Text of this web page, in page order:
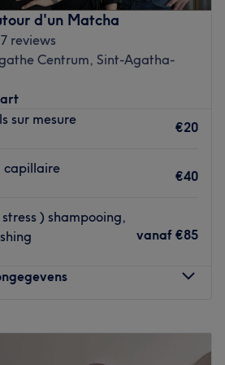
tout en répondant à vos
et mettre en valeur votre
proche
minute à pied de l'arrêt de bus
accueille chaleureusement dans ce
offre une ambiance conviviale et
utilisés : Redken.
d'un Matcha
reviews
Centrum, Sint-Agatha-
sur mesure
€20
capillaire
€40
) shampooing,
vanaf €85